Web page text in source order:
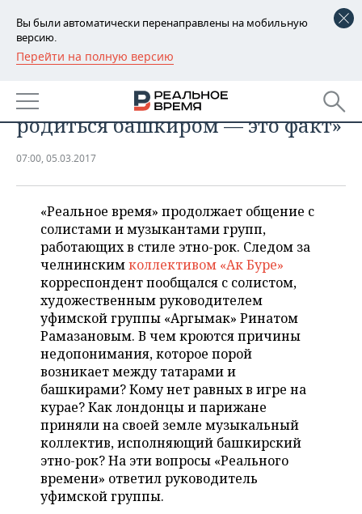
Вы были автоматически перенаправлены на мобильную
версию.
Перейти на полную версию
РЕГИОНЫ
БАШКОРТОСТАН
ТАТАРСТАН
НОВОСТИ
АНАЛИТИКА
ДЕКЛАРАЦИИ О ДОХОДАХ
КОРОЛИ ГОСЗАКАЗА ПФО
ВУЗЫ ТАТАРСТАНА
КОМУ ПРИНАДЛЕЖАТ
ТОРГОВЫЕ ЦЕНТРЫ
ТАТАРСТАНА
НОВОСТИ ЭКОНОМИКИ
ФИНАНСЫ
БАНКИ
БЮДЖЕТ
ИНВЕСТИЦИИ
ПРОМЫШЛЕННОСТЬ
НОВОСТИ
ПРОМЫШЛЕННОСТИ
АГРОПРОМ
МАШИНОСТРОЕНИЕ
НЕФТЕХИМИЯ
НЕФТЬ
ОПК
ЭНЕРГЕТИКА
НЕДВИЖИМОСТЬ
НОВОСТИ НЕДВИЖИМОСТИ
АВТО
НОВОСТИ АВТО
БИЗНЕС
НОВОСТИ БИЗНЕСА
РОЗНИЧНАЯ ТОРГОВЛЯ
ТРАНСПОРТ
УСЛУГИ
ТЕХНОЛОГИИ
НОВОСТИ ТЕХНОЛОГИЙ
МЕДИА
ТЕЛЕКОММУНИКАЦИИ
МЕРОПРИЯТИЯ
НОВОСТИ МЕРОПРИЯТИЙ
ВЫЕЗДНАЯ РЕДАКЦИЯ
БИЗНЕС-БРАНЧИ
СПОРТ
НОВОСТИ СПОРТА
ФУТБОЛ
ОБЩЕСТВО
НОВОСТИ ОБЩЕСТВА
ФОТОГАЛЕРЕЯ
«Чтобы играть на курае, надо
родиться башкиром — это факт»
07:00, 05.03.2017
«Реальное время» продолжает общение с
солистами и музыкантами групп,
работающих в стиле этно-рок. Следом за
челнинскимколлективом «Ак Буре»
корреспондент пообщался с солистом,
художественным руководителем
уфимской группы «Аргымак» Ринатом
Рамазановым. В чем кроются причины
недопонимания, которое порой
возникает между татарами и
башкирами? Кому нет равных в игре на
курае? Как лондонцы и парижане
приняли на своей земле музыкальный
коллектив, исполняющий башкирский
этно-рок? На эти вопросы «Реального
времени» ответил руководитель
уфимской группы.